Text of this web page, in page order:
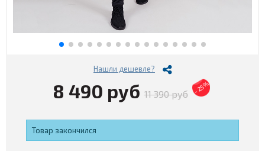
Нашли дешевле?
8 490 руб 11 390 руб - 25%
Товар закончился